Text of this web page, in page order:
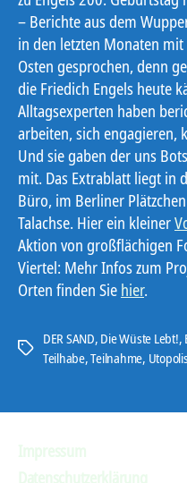
– Berichte aus dem
in den letzten Monaten
Osten gesprochen, denn
die Friedich Engels heute
Alltagsexperten haben
arbeiten, sich engagieren,
Und sie gaben der uns
mit. Das Extrablatt liegt in
Büro, im Berliner
Talachse. Hier ein kleiner
Aktion von großflächigen
Viertel: Mehr Infos zum
Orten finden Sie hier.
Schlagwörter
DER SAND, Die Wüste Lebt!,
Teilhabe,Teilnahme,